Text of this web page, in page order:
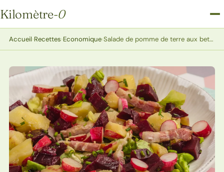
Kilomètre-0
Kilomètre-0
Accueil›Recettes›Economique› Salade de pomme de terre aux betteraves et lardons